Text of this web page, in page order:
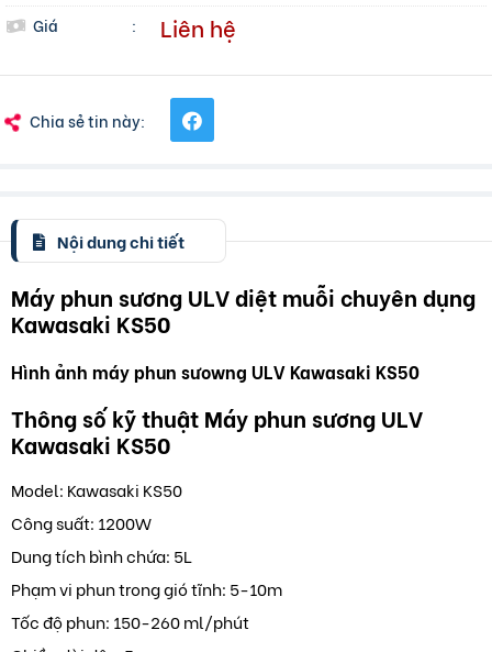
Giá
: Liên hệ
Chia sẻ tin này:
Nội dung chi tiết
Máy phun sương ULV diệt muỗi chuyên dụng
Kawasaki KS50
Hình ảnh máy phun sưowng ULV Kawasaki KS50
Thông số kỹ thuật Máy phun sương ULV
Kawasaki KS50
Model: Kawasaki KS50
Công suất: 1200W
Dung tích bình chứa: 5L
Phạm vi phun trong gió tĩnh: 5-10m
Tốc độ phun: 150-260 ml/phút